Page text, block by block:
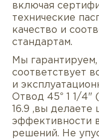
включая
технические
качество и
стандартам.
Мы
соответствует
и
Отвод 45° 1 1/4"
16.9 ,вы
эффективности
решений. Не